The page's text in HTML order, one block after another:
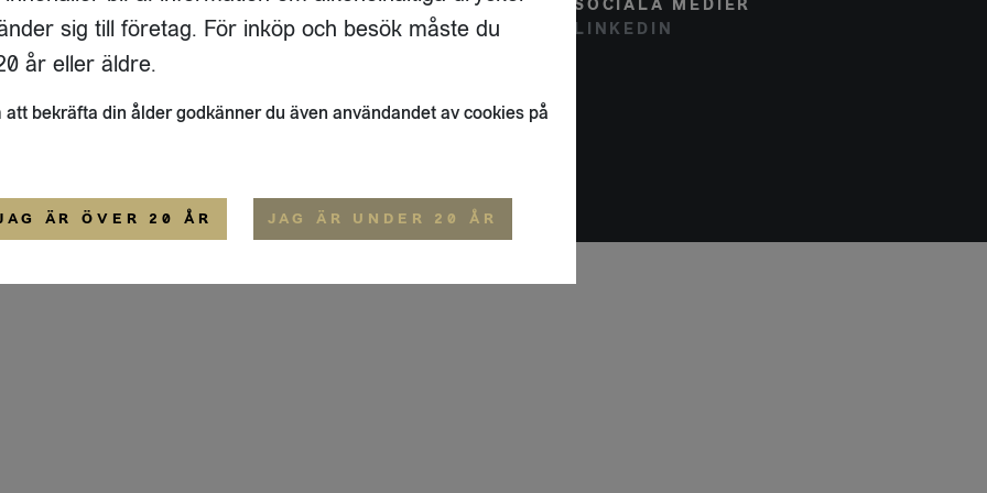
17 A
STOCKHOLM
FLAIVY
OM OSS
SOCIALA MEDIER
LINKEDIN
ALLMÄNNA VILLKOR
sig till företag. För inköp och besök måste du
år eller äldre.
att bekräfta din ålder godkänner du även användandet av cookies på
ÄR ÖVER 20 ÅR JAG ÄR UNDER 20 ÅR